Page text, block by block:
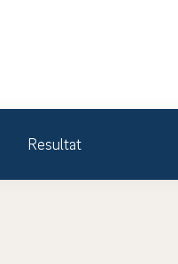
Resultat